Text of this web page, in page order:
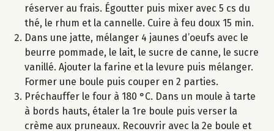
réserver au frais. Égoutter puis mixer avec 5 cs du
thé, le rhum et la cannelle. Cuire à feu doux 15 min.
Dans une jatte, mélanger 4 jaunes d’oeufs avec le
beurre pommade, le lait, le sucre de canne, le sucre
vanillé. Ajouter la farine et la levure puis mélanger.
Former une boule puis couper en 2 parties.
Préchauffer le four à 180 °C. Dans un moule à tarte
à bords hauts, étaler la 1re boule puis verser la
crème aux pruneaux. Recouvrir avec la 2e boule et